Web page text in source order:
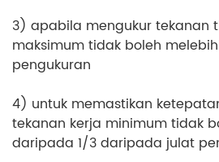
3) apabila mengukur tekanan
maksimum tidak boleh
pengukuran
4) untuk memastikan
tekanan kerja minimum tidak
daripada 1/3 daripada julat